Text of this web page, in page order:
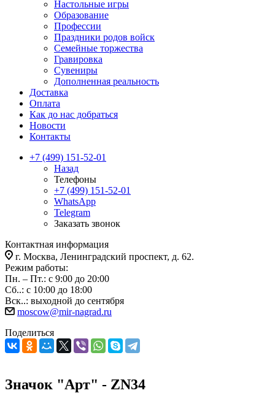
Настольные игры
Образование
Профессии
Праздники родов войск
Семейные торжества
Гравировка
Сувениры
Дополненная реальность
Доставка
Оплата
Как до нас добраться
Новости
Контакты
+7 (499) 151-52-01
Назад
Телефоны
+7 (499) 151-52-01
WhatsApp
Telegram
Заказать звонок
Контактная информация
г. Москва, Ленинградский проспект, д. 62.
Режим работы:
Пн. – Пт.: с 9:00 до 20:00
Сб..: с 10:00 до 18:00
Вск..: выходной до сентября
moscow@mir-nagrad.ru
Поделиться
Значок "Арт" - ZN34